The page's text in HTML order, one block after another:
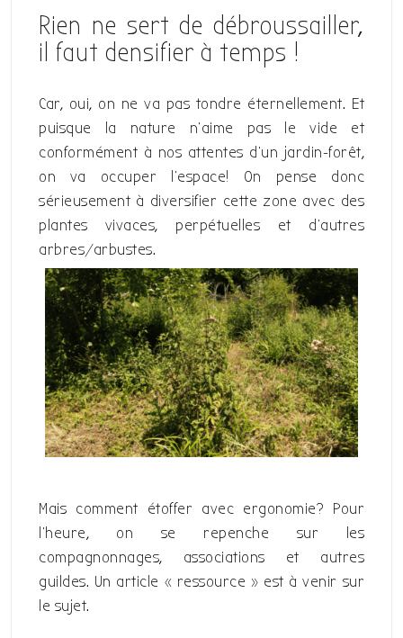
Rien ne sert de débroussailler,
il faut densifier à temps !
Car, oui, on ne va pas tondre éternellement. Et
puisque la nature n’aime pas le vide et
conformément à nos attentes d’un jardin-forêt,
on va occuper l’espace! On pense donc
sérieusement à diversifier cette zone avec des
plantes vivaces, perpétuelles et d’autres
arbres/arbustes.
Mais comment étoffer avec ergonomie? Pour
l’heure, on se repenche sur les
compagnonnages, associations et autres
guildes. Un article « ressource » est à venir sur
le sujet.